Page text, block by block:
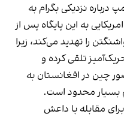
درباره نزدیکی بگرام به
به این پایگاه پس از
را تهدید می‌کند، زیرا
تلقی کرده و
چین در افغانستان به
بسیار محدود است.
مقابله با داعش